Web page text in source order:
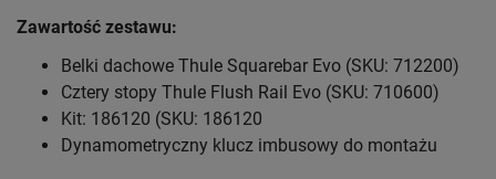
Zawartość zestawu:
Belki dachowe Thule Squarebar Evo (SKU: 712200)
Cztery stopy Thule Flush Rail Evo (SKU: 710600)
Kit: 186120 (SKU: 186120
Dynamometryczny klucz imbusowy do montażu